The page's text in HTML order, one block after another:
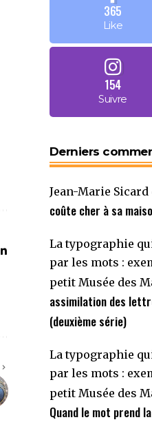
365
Like
154
Suivre
Derniers
Jean-Marie Sicard
coûte cher à sa
La typographie
par les mots :
petit Musée des
assimilation des
(deuxième série)
La typographie
par les mots :
petit Musée des
Quand le mot prend